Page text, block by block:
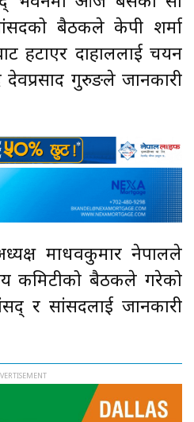
बैठकले केपी शर्मा
हटाएर दाहाललाई चयन
देवप्रसाद गुरुङले जानकारी
माधवकुमार नेपालले
कमिटीको बैठकले गरेको
र सांसदलाई जानकारी